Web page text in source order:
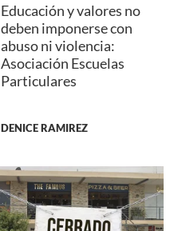
Educación y valores no
deben imponerse con
abuso ni violencia:
Asociación Escuelas
Particulares
DENICE RAMIREZ